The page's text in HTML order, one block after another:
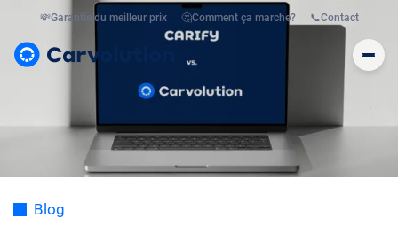
💸Garantie du meilleur prix 🤔Comment ça marche? 📞Contact
Blog